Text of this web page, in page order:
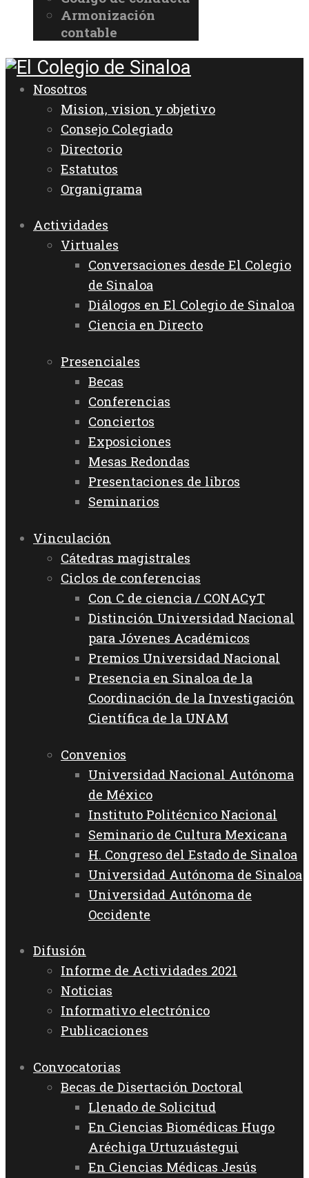
Armonización
contable
Nosotros
Mision, vision y objetivo
Consejo Colegiado
Directorio
Estatutos
Organigrama
Actividades
Virtuales
Conversaciones desde El Colegio
de Sinaloa
Diálogos en El Colegio de Sinaloa
Ciencia en Directo
Presenciales
Becas
Conferencias
Conciertos
Exposiciones
Mesas Redondas
Presentaciones de libros
Seminarios
Vinculación
Cátedras magistrales
Ciclos de conferencias
Con C de ciencia / CONACyT
Distinción Universidad Nacional
para Jóvenes Académicos
Premios Universidad Nacional
Presencia en Sinaloa de la
Coordinación de la Investigación
Científica de la UNAM
Convenios
Universidad Nacional Autónoma
de México
Instituto Politécnico Nacional
Seminario de Cultura Mexicana
H. Congreso del Estado de Sinaloa
Universidad Autónoma de Sinaloa
Universidad Autónoma de
Occidente
Difusión
Informe de Actividades 2021
Noticias
Informativo electrónico
Publicaciones
Convocatorias
Becas de Disertación Doctoral
Llenado de Solicitud
En Ciencias Biomédicas Hugo
Aréchiga Urtuzuástegui
En Ciencias Médicas Jesús